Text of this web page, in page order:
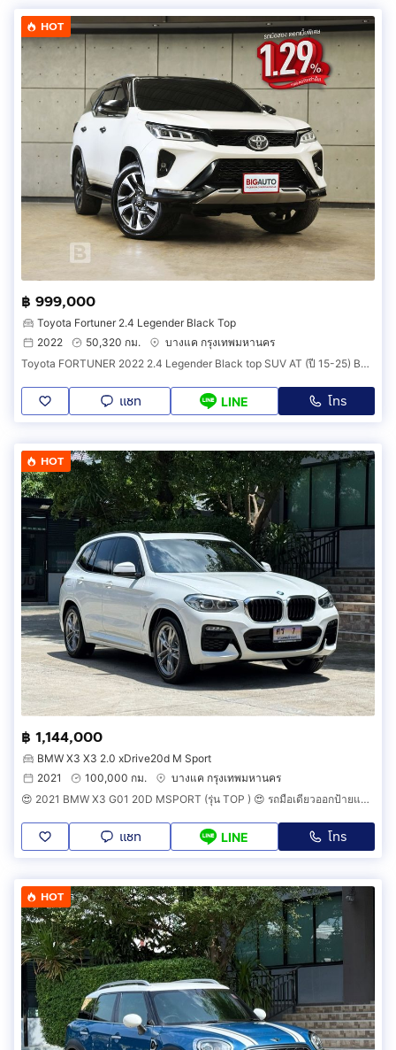
HOT
฿ 999,000
Toyota Fortuner 2.4 Legender Black Top
2022
50,320 กม.
บางแค กรุงเทพมหานคร
Toyota FORTUNER 2022 2.4 Legender Black top SUV AT (ปี 15-25) B682
แชท LINE โทร
HOT
฿ 1,144,000
BMW X3 X3 2.0 xDrive20d M Sport
2021
100,000 กม.
บางแค กรุงเทพมหานคร
😍 2021 BMW X3 G01 20D MSPORT (รุ่น TOP ) 😍 รถมือเดียวออกป้ายแดง รถวิ่งน้อย รถเข้าศูนย์ทุกระยะ รถไม่เคยมีอุบัติเหตุครับ
แชท LINE โทร
HOT